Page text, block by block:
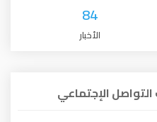
84
الأخبار
الإجتماعي